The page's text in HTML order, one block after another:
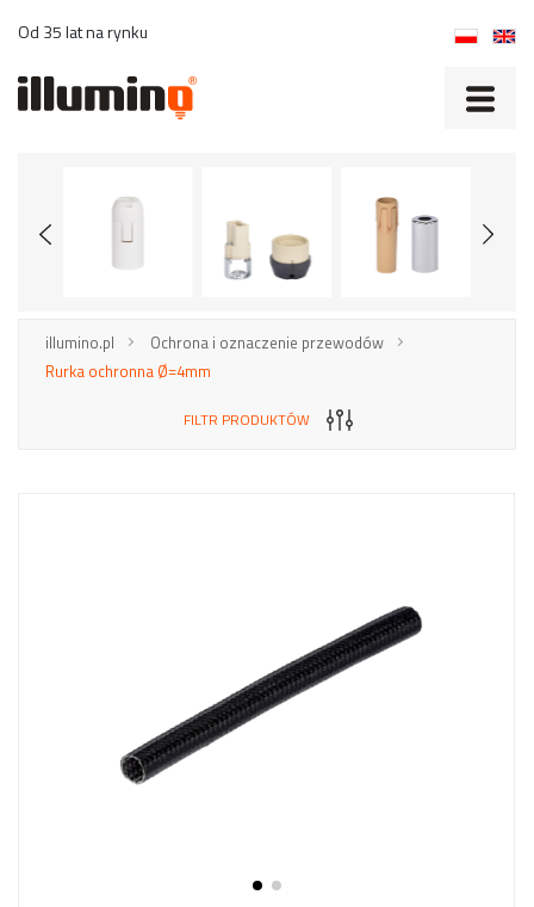
Od 35 lat na rynku
illumino.pl
Ochrona i oznaczenie przewodów
Rurka ochronna Ø=4mm
FILTR PRODUKTÓW